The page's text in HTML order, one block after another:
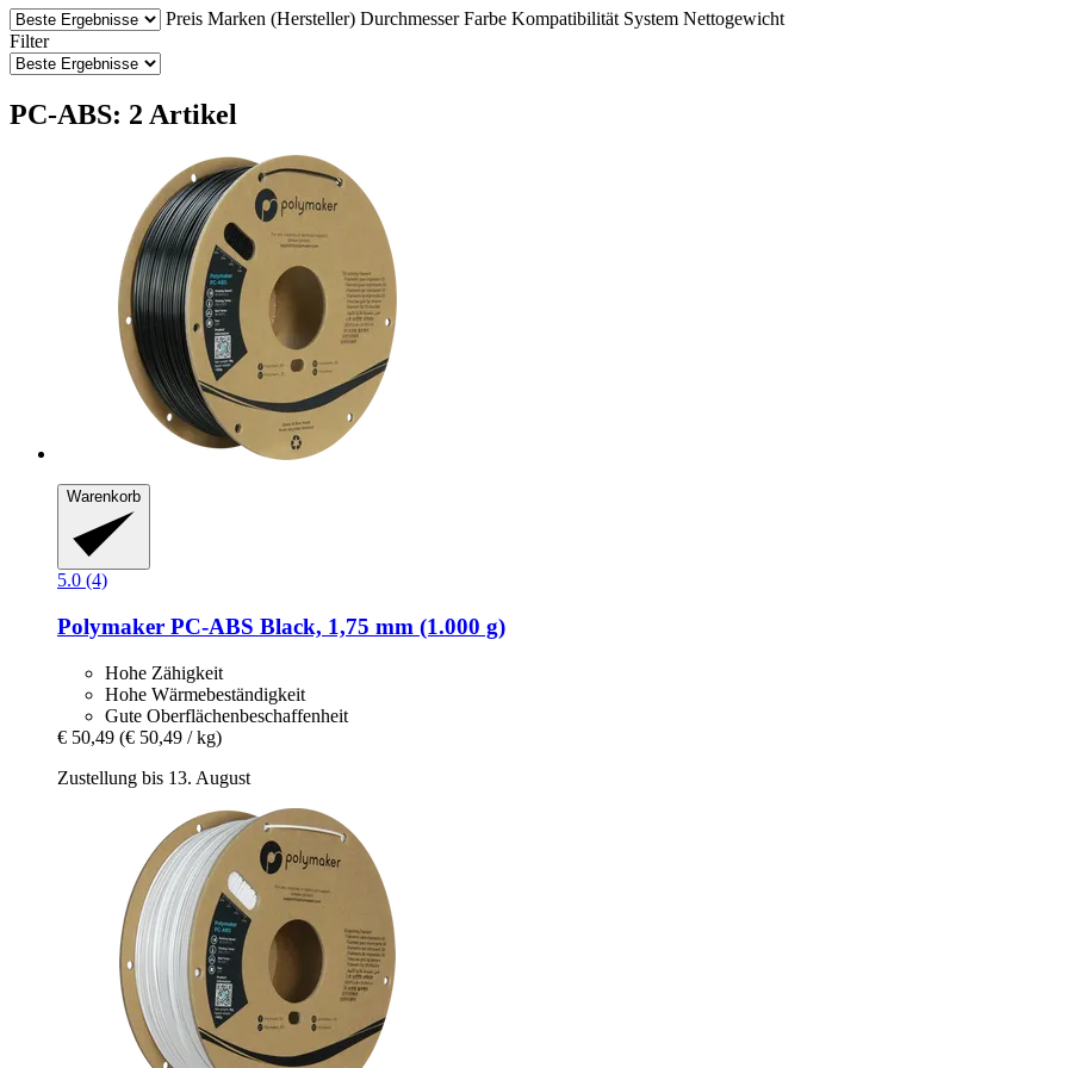
Preis Marken (Hersteller) Durchmesser Farbe Kompatibilität System Nettogewicht
Filter
PC-ABS: 2 Artikel
Warenkorb
5.0 (4)
Polymaker PC-​ABS Black, 1,75 mm (1.000 g)
Hohe Zähigkeit
Hohe Wärmebeständigkeit
Gute Oberflächenbeschaffenheit
€ 50,49 (€ 50,49 / kg)
Zustellung bis 13. August